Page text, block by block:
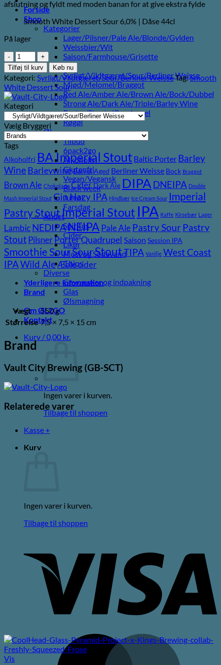
Forside
Shop
Kategorier
Lager/Pilsner/Pale Ale/Blonde/Gylden
Weissbier/Wit
Saison/Farmhouse/Grisette
IPA
Syrligt/Vildtgæret/Sour/Berliner Weisse
Mjød/Melomel/Braggot
Red Ale/Amber Ale/Brown Ale/Bock/Dubbel
Strong Ale/Dark Ale/Triple/Barley Wine
Porter/Stouts/Quadrupel
Røgøl
Øl
Tilbud
6pack2go
Alkoholfri
Glutenfri
Vegan/Vegansk
Black week
Juleøl
Farsdag
Andet
Spiritus
Cider
Likør
Most og Sodavand
Chips
Diverse
Gaveæsker og indpakning
Glas
Ølsmagning
Om ØL2GO
Kontakt
Kurv /0,00 kr.
Ingen varer i kurven.
Tilbage til shoppen
Kasse +
Kurv
Ingen varer i kurven.
Tilbage til shoppen
afslutning og fyldt med moden banan for at give ekstra fylde
Smooth White Dessert Sour 6,0% | Dåse 44cl
På lager
Vault
City
White
Velvet
antal
Tilføj til kurv Køb nu
Kategori: Syrligt/Vildtgæret/Sour/Berliner WeisseTag:Smooth
White Dessert Sour
Kategori
Vælg Bryggeri
Tags
Alkoholfri BA Imperial Stout Baltic Porter Barley
Wine BarleywineBarrel Aged Berliner Weisse Bock Braggot
Brown Ale Chokolade CiderDark Ale DIPA DNEIPA Double
Mash Imperial Stout GinHazy IPA Hindbær Ice Cream Sour Imperial
Pastry StoutImperial Stout IPA Kaffe Kirsebær Lager
LambicNEDIPANEIPA Pale Ale Pastry Sour Pastry
StoutPilsnerPorterQuadrupel Saison Session IPA
Smoothie SourSourStoutTIPA Vanilje West Coast
IPAWild AleÆble cider
Yderligere information
Brand
Vægt
550 g
Størrelse 7,5 × 7,5 × 15 cm
Brand
Vault City Brewing (GB-SCT)
Relaterede varer
Vis